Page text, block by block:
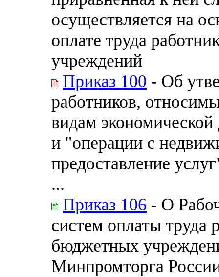
осуществляется на
оплате труда
учреждений
Приказ 100 - Об
работников,
видам экономической
и "операции с
предоставление
...
Приказ 106 - О
систем оплаты труда
бюджетных
Минпромторга